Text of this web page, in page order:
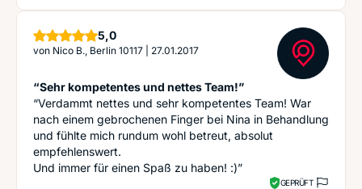
5,0Sterne
von Nico B., Berlin 10117 27.01.2017
“Sehr kompetentes und nettes Team!”
“Verdammt nettes und sehr kompetentes Team! War
nach einem gebrochenen Finger bei Nina in Behandlung
und fühlte mich rundum wohl betreut, absolut
empfehlenswert.
Und immer für einen Spaß zu haben! :)”
GEPRÜFT